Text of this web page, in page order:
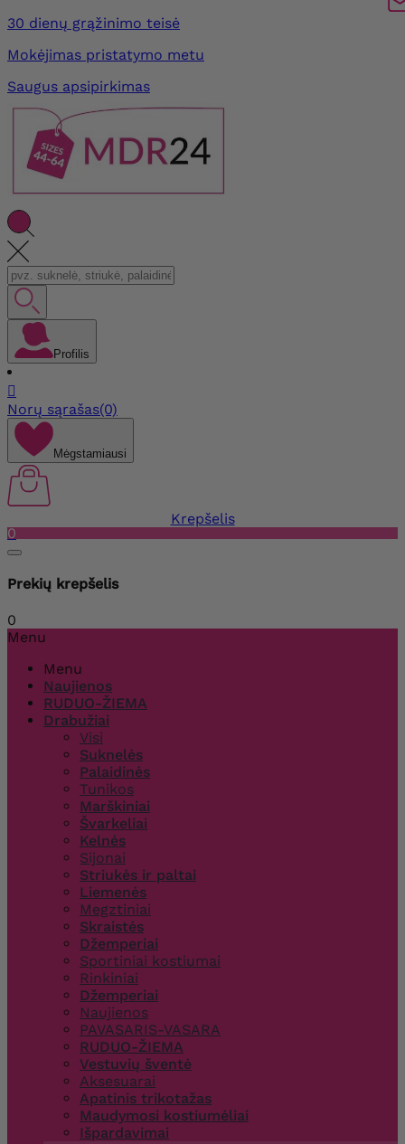
30 dienų grąžinimo teisė
Mokėjimas pristatymo metu
Saugus apsipirkimas
Profilis

Norų sąrašas(0)
Mėgstamiausi
Krepšelis
0
Prekių krepšelis
0
Menu
Menu
Naujienos
RUDUO-ŽIEMA
Drabužiai
Visi
Suknelės
Palaidinės
Tunikos
Marškiniai
Švarkeliai
Kelnės
Sijonai
Striukės ir paltai
Liemenės
Megztiniai
Skraistės
Džemperiai
Sportiniai kostiumai
Rinkiniai
Džemperiai
Naujienos
PAVASARIS-VASARA
RUDUO-ŽIEMA
Vestuvių šventė
Aksesuarai
Apatinis trikotažas
Maudymosi kostiumėliai
Išpardavimai